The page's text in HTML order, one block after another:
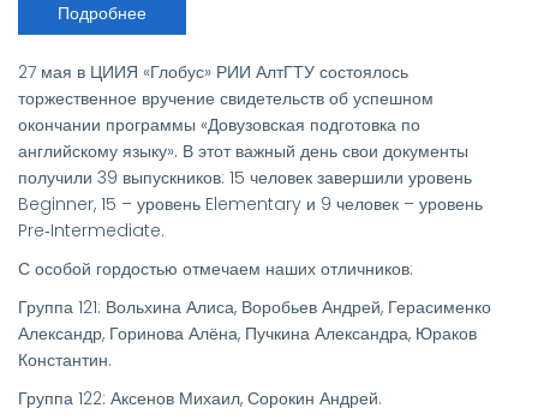
Подробнее
Вручение
в
Центре
изучения
иностранных
языков
«Глобус»
27 мая в ЦИИЯ «Глобус» РИИ АлтГТУ состоялось
торжественное вручение свидетельств об успешном
окончании программы «Довузовская подготовка по
английскому языку». В этот важный день свои документы
получили 39 выпускников: 15 человек завершили уровень
Beginner, 15 – уровень Elementary и 9 человек – уровень
Pre‑Intermediate.
С особой гордостью отмечаем наших отличников:
Группа 121: Вольхина Алиса, Воробьев Андрей, Герасименко
Александр, Горинова Алёна, Пучкина Александра, Юраков
Константин.
Группа 122: Аксенов Михаил, Сорокин Андрей.